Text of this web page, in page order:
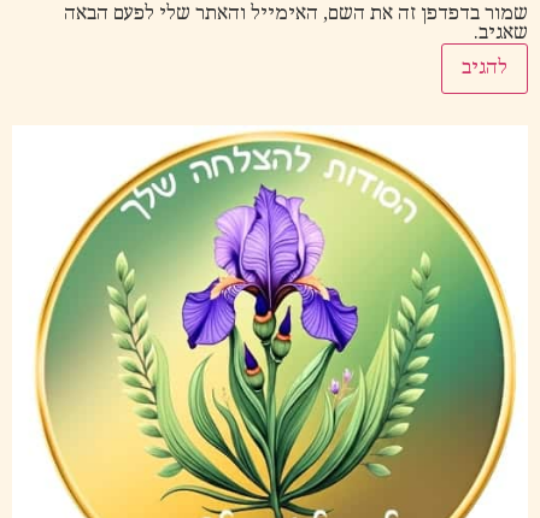
שמור בדפדפן זה את השם, האימייל והאתר שלי לפעם הבאה
שאגיב.